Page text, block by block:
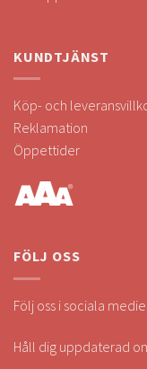
KUNDTJÄNST
Köp- och
Reklamation
Öppettider
FÖLJ OSS
Följ oss i sociala
Håll dig uppdaterad